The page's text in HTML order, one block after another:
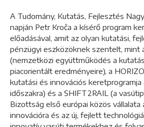
A Tudomány, Kutatás, Fejlesztés
napján Petr Kroča a kísérő program
előadásával, amit az olyan kutatási,
pénzügyi eszközöknek szentelt, mint
(nemzetközi együttműködés a
piacorientált eredményeire), a
kutatási és innovációs keretprogramja
időszakra) és a SHIFT2RAIL (a
Bizottság első európai közös vállalata
innovációra és az új, fejlett